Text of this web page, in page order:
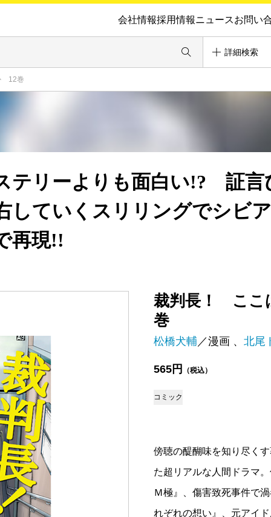
会社情報採用情報ニュースお問い
詳細検索
12巻
裁判長！ ここ
巻
松橋犬輔 ／漫画 、 北尾
565円 （税込）
コミック
テリーよりも面白い!? 証言
していくスリリングでシビ
再現!!
傍聴の醍醐味を知り尽く
た超リアルな人間ドラマ
Ｍ極』、傷害致死事件で
れぞれの想い』、元アイ